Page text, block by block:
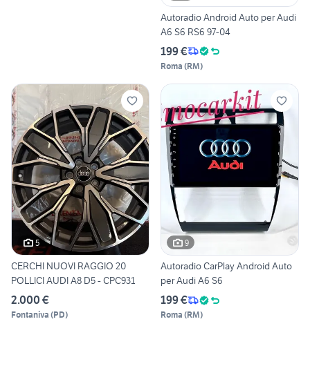
Autoradio Android Auto per Audi
A6 S6 RS6 97-04
199 €
Roma (RM)
5
CERCHI NUOVI RAGGIO 20
POLLICI AUDI A8 D5 - CPC931
2.000 €
Fontaniva (PD)
9
Autoradio CarPlay Android Auto
per Audi A6 S6
199 €
Roma (RM)